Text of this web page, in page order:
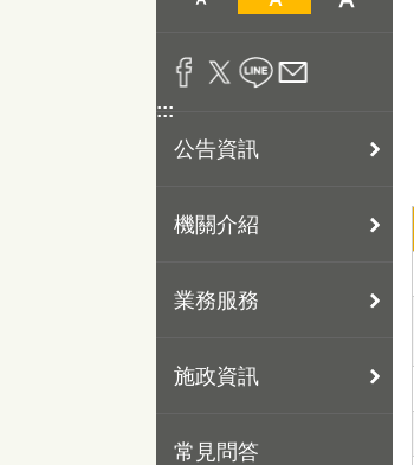
:::
公告資訊
機關介紹
業務服務
施政資訊
常見問答